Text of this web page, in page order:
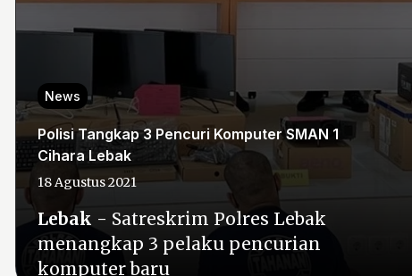
News
Polisi Tangkap 3 Pencuri Komputer SMAN 1
Cihara Lebak
18 Agustus 2021
Lebak - Satreskrim Polres Lebak
menangkap 3 pelaku pencurian
komputer baru